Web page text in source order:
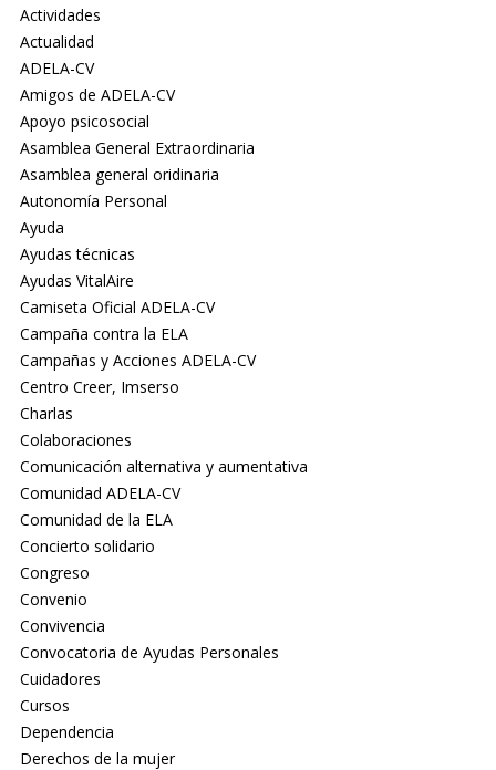
Actividades
Actualidad
ADELA-CV
Amigos de ADELA-CV
Apoyo psicosocial
Asamblea General Extraordinaria
Asamblea general oridinaria
Autonomía Personal
Ayuda
Ayudas técnicas
Ayudas VitalAire
Camiseta Oficial ADELA-CV
Campaña contra la ELA
Campañas y Acciones ADELA-CV
Centro Creer, Imserso
Charlas
Colaboraciones
Comunicación alternativa y aumentativa
Comunidad ADELA-CV
Comunidad de la ELA
Concierto solidario
Congreso
Convenio
Convivencia
Convocatoria de Ayudas Personales
Cuidadores
Cursos
Dependencia
Derechos de la mujer